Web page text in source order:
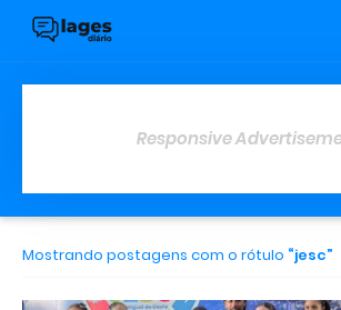
Responsive
Mostrando postagens com o rótulo jesc